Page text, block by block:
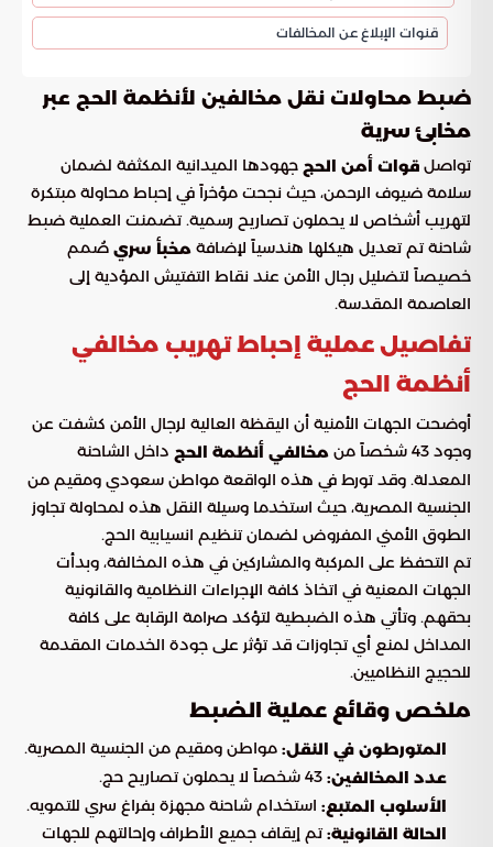
قنوات الإبلاغ عن المخالفات
ضبط محاولات نقل مخالفين لأنظمة الحج عبر
مخابئ سرية
تواصل قوات أمن الحج جهودها الميدانية المكثفة لضمان
سلامة ضيوف الرحمن، حيث نجحت مؤخراً في إحباط محاولة مبتكرة
لتهريب أشخاص لا يحملون تصاريح رسمية. تضمنت العملية ضبط
شاحنة تم تعديل هيكلها هندسياً لإضافة مخبأ سري صُمم
خصيصاً لتضليل رجال الأمن عند نقاط التفتيش المؤدية إلى
العاصمة المقدسة.
تفاصيل عملية إحباط تهريب مخالفي
أنظمة الحج
أوضحت الجهات الأمنية أن اليقظة العالية لرجال الأمن كشفت عن
وجود 43 شخصاً من
مخالفي أنظمة الحج داخل الشاحنة
المعدلة. وقد تورط في هذه الواقعة مواطن سعودي ومقيم من
الجنسية المصرية، حيث استخدما وسيلة النقل هذه لمحاولة تجاوز
الطوق الأمني المفروض لضمان تنظيم انسيابية الحج.
تم التحفظ على المركبة والمشاركين في هذه المخالفة، وبدأت
الجهات المعنية في اتخاذ كافة الإجراءات النظامية والقانونية
بحقهم. وتأتي هذه الضبطية لتؤكد صرامة الرقابة على كافة
المداخل لمنع أي تجاوزات قد تؤثر على جودة الخدمات المقدمة
للحجيج النظاميين.
ملخص وقائع عملية الضبط
المتورطون في النقل: مواطن ومقيم من الجنسية المصرية.
عدد المخالفين:
الأسلوب المتبع: استخدام شاحنة مجهزة بفراغ سري للتمويه.
الحالة القانونية:تم إيقاف جميع الأطراف وإحالتهم للجهات